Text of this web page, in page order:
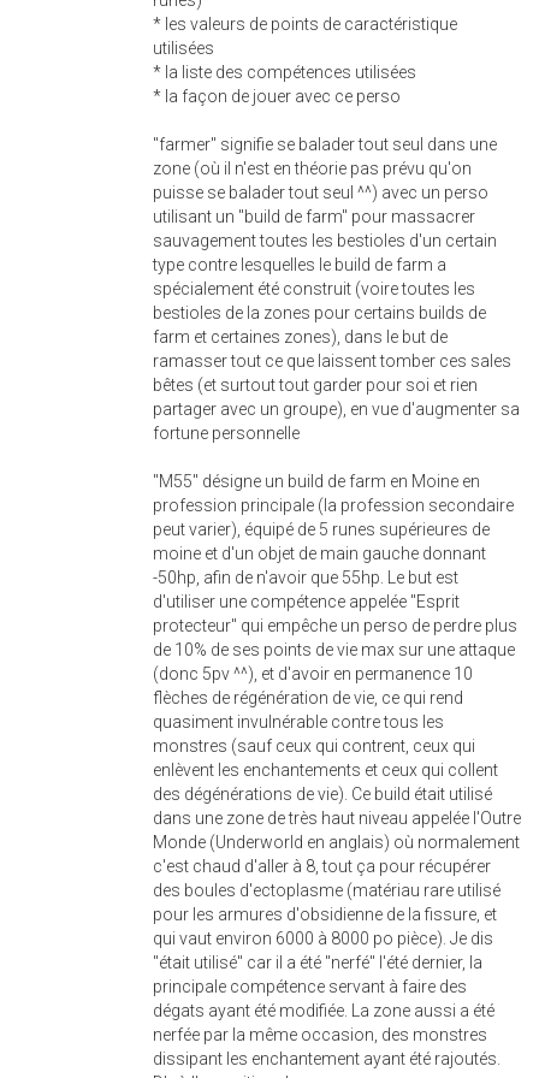
* les valeurs de points de caractéristique
utilisées
* la liste des compétences utilisées
* la façon de jouer avec ce perso
"farmer" signifie se balader tout seul dans une
zone (où il n'est en théorie pas prévu qu'on
puisse se balader tout seul ^^) avec un perso
utilisant un "build de farm" pour massacrer
sauvagement toutes les bestioles d'un certain
type contre lesquelles le build de farm a
spécialement été construit (voire toutes les
bestioles de la zones pour certains builds de
farm et certaines zones), dans le but de
ramasser tout ce que laissent tomber ces sales
bêtes (et surtout tout garder pour soi et rien
partager avec un groupe), en vue d'augmenter sa
fortune personnelle
"M55" désigne un build de farm en Moine en
profession principale (la profession secondaire
peut varier), équipé de 5 runes supérieures de
moine et d'un objet de main gauche donnant
-50hp, afin de n'avoir que 55hp. Le but est
d'utiliser une compétence appelée "Esprit
protecteur" qui empêche un perso de perdre plus
de 10% de ses points de vie max sur une attaque
(donc 5pv ^^), et d'avoir en permanence 10
flèches de régénération de vie, ce qui rend
quasiment invulnérable contre tous les
monstres (sauf ceux qui contrent, ceux qui
enlèvent les enchantements et ceux qui collent
des dégénérations de vie). Ce build était utilisé
dans une zone de très haut niveau appelée l'Outre
Monde (Underworld en anglais) où normalement
c'est chaud d'aller à 8, tout ça pour récupérer
des boules d'ectoplasme (matériau rare utilisé
pour les armures d'obsidienne de la fissure, et
qui vaut environ 6000 à 8000 po pièce). Je dis
"était utilisé" car il a été "nerfé" l'été dernier, la
principale compétence servant à faire des
dégats ayant été modifiée. La zone aussi a été
nerfée par la même occasion, des monstres
dissipant les enchantement ayant été rajoutés.